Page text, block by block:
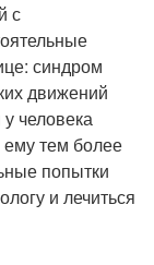
с
синдром
движений
человека
ему тем более
попытки
и лечиться